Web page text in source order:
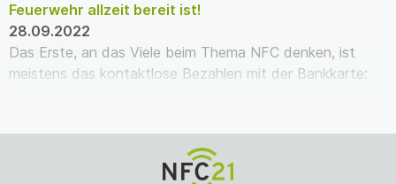
Feuerwehr allzeit bereit ist!
28.09.2022
Das Erste, an das Viele beim Thema NFC denken, ist
meistens das kontaktlose Bezahlen mit der Bankkarte: